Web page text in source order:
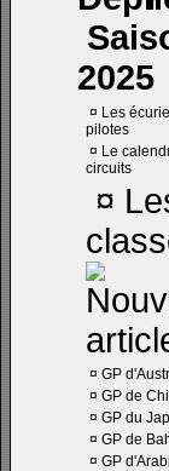
2025
¤ Les
pilotes
¤ Le
circuits
¤
¤ GP
¤ GP de
¤ GP du
¤ GP de
¤ GP